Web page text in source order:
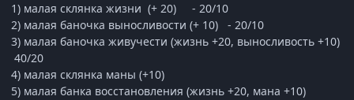
1) малая склянка жизни (+ 20) - 20/10
2) малая баночка выносливости (+ 10) - 20/10
3) малая баночка живучести (жизнь +20, выносливость +10)
40/20
4) малая склянка маны (+10)
5) малая банка восстановления (жизнь +20, мана +10)